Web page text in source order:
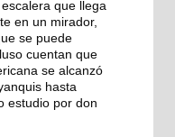
que llega
en un mirador,
se puede
cuentan que
se alcanzó
hasta
estudio por don